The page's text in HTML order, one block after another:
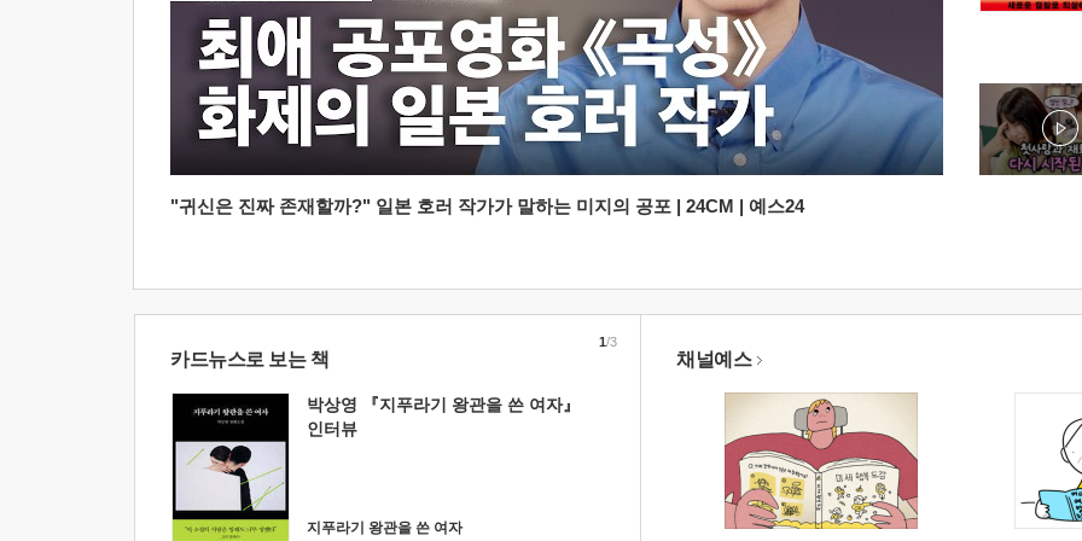
"귀신은 진짜 존재할까?" 일본 호러 작가가 말하는 미지의 공포 | 24CM | 예스24
카드뉴스로 보는 책
박상영 『지푸라기 왕관을 쓴 여자』
인터뷰
지푸라기 왕관을 쓴 여자
1/3
채널예스